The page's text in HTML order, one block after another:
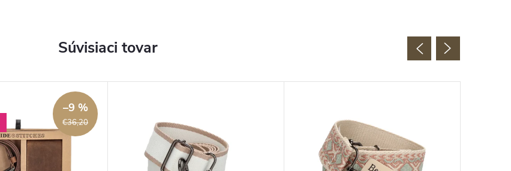
Súvisiaci tovar
€36,20
–9 %